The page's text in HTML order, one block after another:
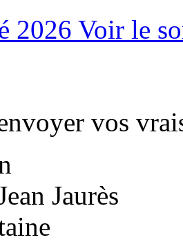
2026 Voir le
vos
Jaurès